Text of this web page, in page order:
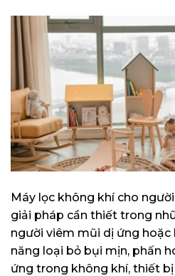
Máy lọc không khí cho
giải pháp cần thiết trong
người viêm mũi dị ứng hoặc
năng loại bỏ bụi mịn, phấn
ứng trong không khí, thiết